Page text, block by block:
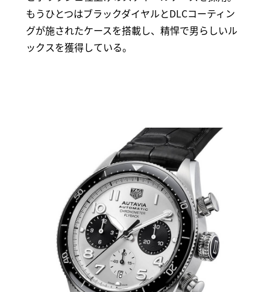
もうひとつはブラックダイヤルとDLCコーティン
グが施されたケースを搭載し、精悍で男らしいル
ックスを獲得している。